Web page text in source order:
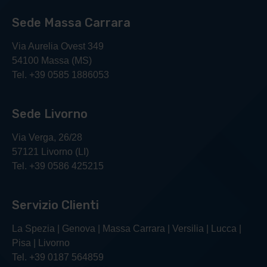
Sig. Giorgio Balestrero legale rappresentante
dell’Istituto di Vigilanza La Lince, per la carica in
Via Privata O.T.O., 33 - 19136 - La Spezia (SP)
ITALIA - Tel. +39 0187 564859 Fax +39 0187
Dal momento che l’installazione di cookie e di
tramite i servizi utilizzati all’interno di questo sito
non può essere tecnicamente controllata dal
Titolare, ogni riferimento specifico a cookie e
informazioni complete, consulta la privacy policy
degli eventuali servizi terzi elencati in questo
documento.
Vista l’oggettiva complessità legata
Sede Massa Carrara
Via Aurelia Ovest 349
54100 Massa (MS)
Tel. +39 0585 1886053
Sede Livorno
Via Verga, 26/28
57121 Livorno (LI)
Tel. +39 0586 425215
Servizio Clienti
La Spezia | Genova | Massa Carrara | Versilia | Lucca |
Pisa | Livorno
Tel. +39 0187 564859